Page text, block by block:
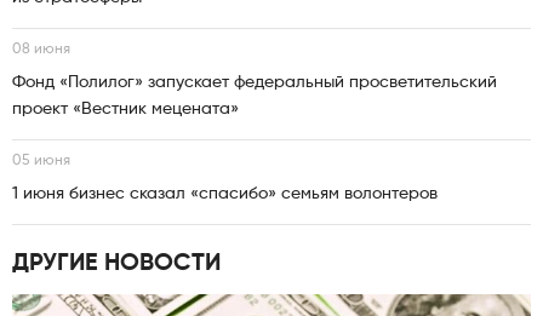
08 июня
Фонд «Полилог» запускает федеральный просветительский
проект «Вестник мецената»
05 июня
1 июня бизнес сказал «спасибо» семьям волонтеров
ДРУГИЕ НОВОСТИ